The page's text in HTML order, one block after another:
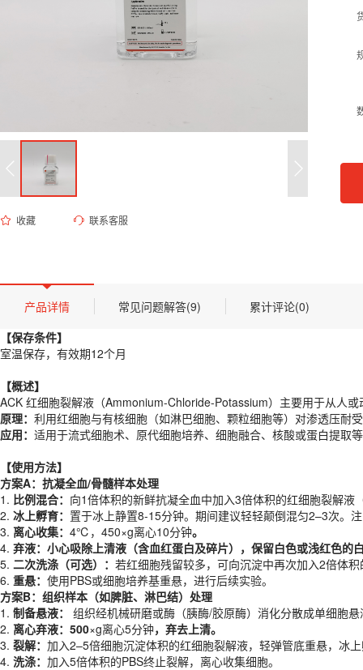
收藏 联系客服
产品描述
【保存条件】
室温保存，有效期12个月
【概述】
原理：利用红细胞与有核细胞（如淋巴细胞、颗粒细胞等）对渗透压耐
应用：适用于流式细胞术、原代细胞培养、细胞融合、核酸或蛋白提取
【使用方法】
1.比例混合：
2.冰上孵育：置于冰上静置8-15分钟。期间建议轻轻颠倒混匀2–3次。
3. 离心收集： 4℃，450×g离心10分钟。
4. 弃液：小心吸除上清液（含血红蛋白及碎片），保留白色或浅红色的
5. 二次洗涤（可选）：若红细胞残留较多，可向沉淀中再次加入2倍体
6. 重悬： 使用PBS或细胞培养基重悬，进行后续实验。
方案B：组织样本（如脾脏、淋巴结）处理
1. 制备悬液：组织经机械研磨或酶（胰酶/胶原酶）消化分散成单细胞悬
2.离心弃液：500 ×g离心5分钟，弃去上清。
3. 裂解：加入2–5倍细胞沉淀体积的红细胞裂解液，轻弹管底重悬，冰
4. 洗涤：加入5倍体积的PBS终止裂解，离心收集细胞。
【注意事项】
产品详情 常见问题解答(9)
累计评论(0)
【保存条件】
室温保存，有效期12个月
【概述】
ACK 红细胞裂解液（Ammonium-Chloride-Potassium）主要用于从人
原理： 利用红细胞与有核细胞（如淋巴细胞、颗粒细胞等）对渗透压耐
应用： 适用于流式细胞术、原代细胞培养、细胞融合、核酸或蛋白提取
【使用方法】
方案A： 抗凝全血/骨髓样本处理
1. 比例混合： 向1倍体积的新鲜抗凝全血中加入3倍体积的红细胞裂解
2. 冰上孵育： 置于冰上静置8-15分钟。期间建议轻轻颠倒混匀2–3次。
3. 离心收集： 4℃，450×g离心10分钟。
4. 弃液：小心吸除上清液（含血红蛋白及碎片），保留白色或浅红色的
5. 二次洗涤（可选）： 若红细胞残留较多，可向沉淀中再次加入2倍体
6. 重悬： 使用PBS或细胞培养基重悬，进行后续实验。
方案B：组织样本（如脾脏、淋巴结）处理
1. 制备悬液： 组织经机械研磨或酶（胰酶/胶原酶）消化分散成单细胞悬
2. 离心弃液： 500×g离心5分钟，弃去上清。
3. 裂解： 加入2–5倍细胞沉淀体积的红细胞裂解液，轻弹管底重悬，冰
4. 洗涤： 加入5倍体积的PBS终止裂解，离心收集细胞。